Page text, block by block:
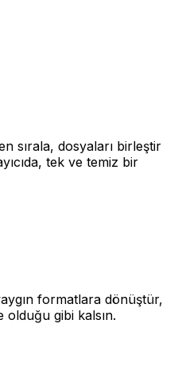
sırala, dosyaları birleştir
tek ve temiz bir
formatlara dönüştür,
gibi kalsın.